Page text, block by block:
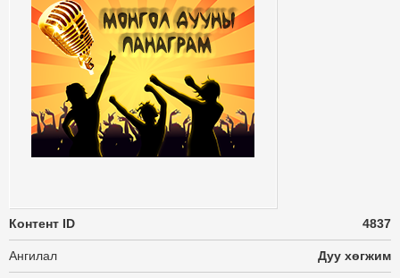
Контент ID 4837
Ангилал Дуу хөгжим